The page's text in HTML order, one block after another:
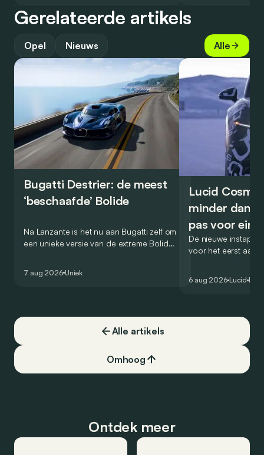
Gerelateerde artikels
Opel Nieuws Alle
Bugatti Destrier: de meest
‘beschaafde’ Bolide
Na Lanzante is het nu aan Bugatti zelf om
een unieke versie van de extreme Bolide
7 aug 2026 Uniek
Lucid
minder dan
pas voor
De nieuwe instap-
voor het eerst
constructeur
6 aug 2026 Lucid
Alle artikels
Omhoog
Ontdek meer